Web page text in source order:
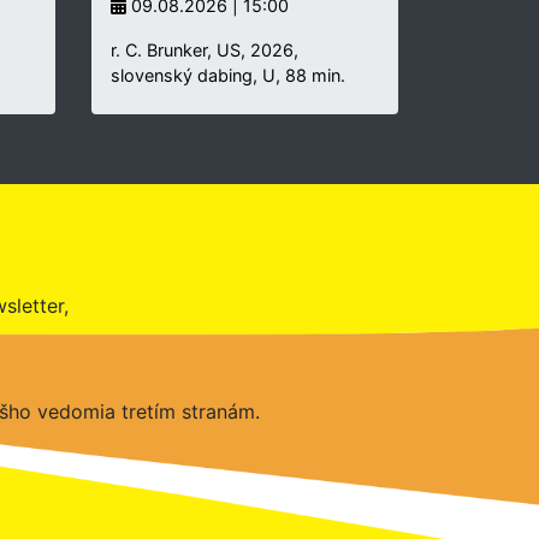
09.08.2026 | 15:00
r. C. Brunker, US, 2026,
slovenský dabing, U, 88 min.
vedomia tretím stranám.